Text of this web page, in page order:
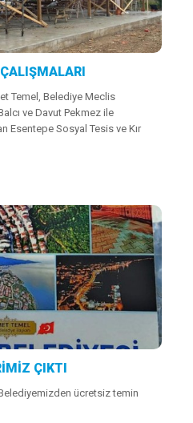
Temel, Belediye Meclis
ve Davut Pekmez ile
Esentepe Sosyal Tesis ve Kır
ÇIKTI
ücretsiz temin